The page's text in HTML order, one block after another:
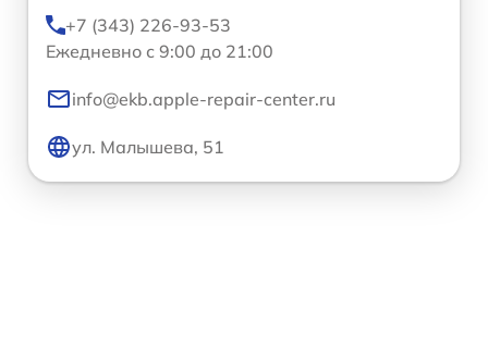
+7 (343) 226-93-53
Ежедневно с 9:00 до 21:00
info@ekb.apple-repair-center.ru
ул. Малышева, 51